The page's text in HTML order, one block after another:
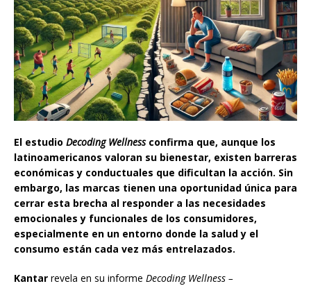
El estudio Decoding Wellnessconfirma que, aunque los
latinoamericanos valoran su bienestar, existen barreras
económicas y conductuales que dificultan la acción. Sin
embargo, las marcas tienen una oportunidad única para
cerrar esta brecha al responder a las necesidades
emocionales y funcionales de los consumidores,
especialmente en un entorno donde la salud y el
consumo están cada vez más entrelazados.
Kantar revela en su informe Decoding Wellness –